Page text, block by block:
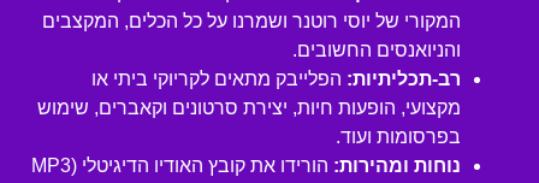
המקורי של יוסי רוטנר ושמרנו על כל הכלים, המקצבים
והניואנסים החשובים.
רב-תכליתיות: הפלייבק מתאים לקריוקי ביתי או
מקצועי, הופעות חיות, יצירת סרטונים וקאברים, שימוש
בפרסומות ועוד.
נוחות ומהירות:
הורידו את קובץ האודיו הדיגיטלי (MP3